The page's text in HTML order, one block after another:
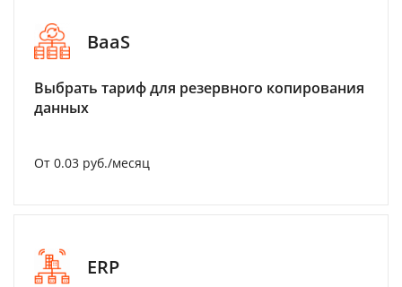
BaaS
Выбрать тариф для резервного копирования
данных
От 0.03 руб./месяц
ERP